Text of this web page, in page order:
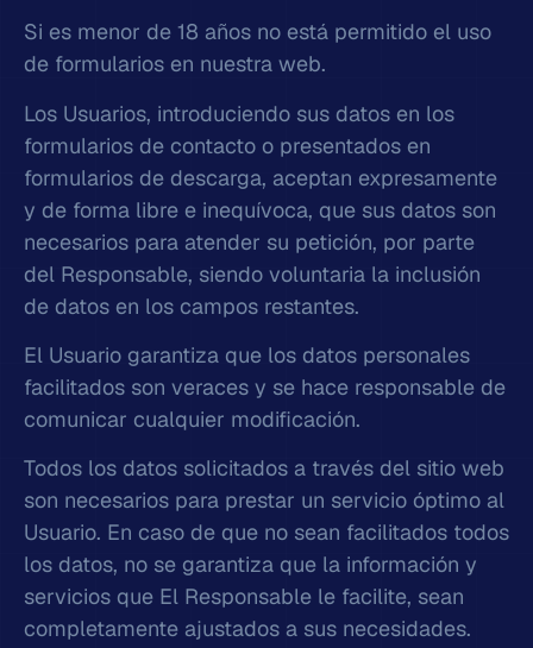
Si es menor de 18 años no está permitido el uso
de formularios en nuestra web.
Los Usuarios, introduciendo sus datos en los
formularios de contacto o presentados en
formularios de descarga, aceptan expresamente
y de forma libre e inequívoca, que sus datos son
necesarios para atender su petición, por parte
del Responsable, siendo voluntaria la inclusión
de datos en los campos restantes.
El Usuario garantiza que los datos personales
facilitados son veraces y se hace responsable de
comunicar cualquier modificación.
Todos los datos solicitados a través del sitio web
son necesarios para prestar un servicio óptimo al
Usuario. En caso de que no sean facilitados todos
los datos, no se garantiza que la información y
servicios que El Responsable le facilite, sean
completamente ajustados a sus necesidades.